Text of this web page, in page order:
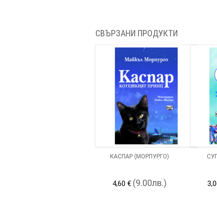
СВЪРЗАНИ ПРОДУКТИ
КАСПАР (МОРПУРГО)
4,60 € (9.00лв.)